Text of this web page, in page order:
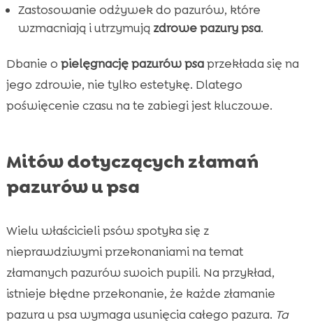
Zastosowanie odżywek do pazurów, które
wzmacniają i utrzymują zdrowe pazury psa.
Dbanie o pielęgnację pazurów psaprzekłada się na
jego zdrowie, nie tylko estetykę. Dlatego
poświęcenie czasu na te zabiegi jest kluczowe.
Mitów dotyczących złamań
pazurów u psa
Wielu właścicieli psów spotyka się z
nieprawdziwymi przekonaniami na temat
złamanych pazurów swoich pupili. Na przykład,
istnieje błędne przekonanie, że każde złamanie
pazura u psa wymaga usunięcia całego pazura. Ta